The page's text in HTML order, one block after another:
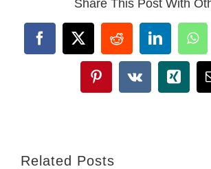
Share This Post With
Facebook
X RedditLinkedIn
Pinterest
Vk Xing
Related Posts